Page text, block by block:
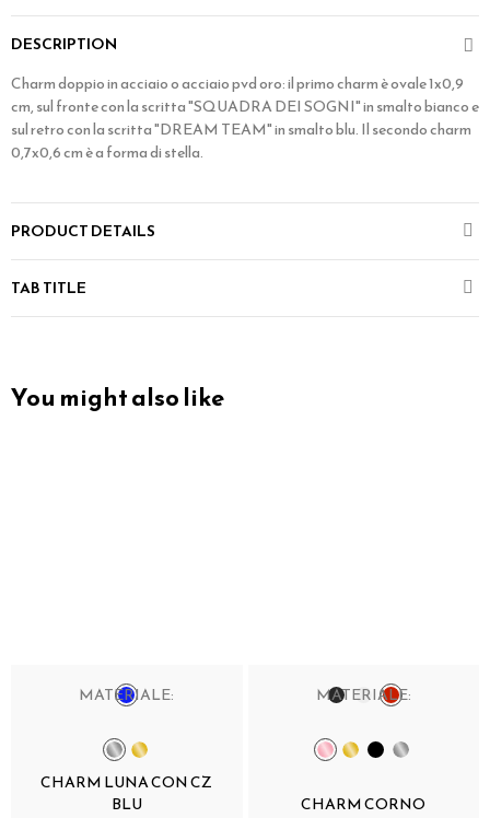
DESCRIPTION
Charm doppio in acciaio o acciaio pvd oro: il primo charm è ovale 1x0,9
cm, sul fronte con la scritta "SQUADRA DEI SOGNI" in smalto bianco e
sul retro con la scritta "DREAM TEAM" in smalto blu. Il secondo charm
0,7x0,6 cm è a forma di stella.
PRODUCT DETAILS
TAB TITLE
You might also like
MATERIALE:
CHARM LUNA CON CZ
BLU
MATERIALE:
CHARM CORNO